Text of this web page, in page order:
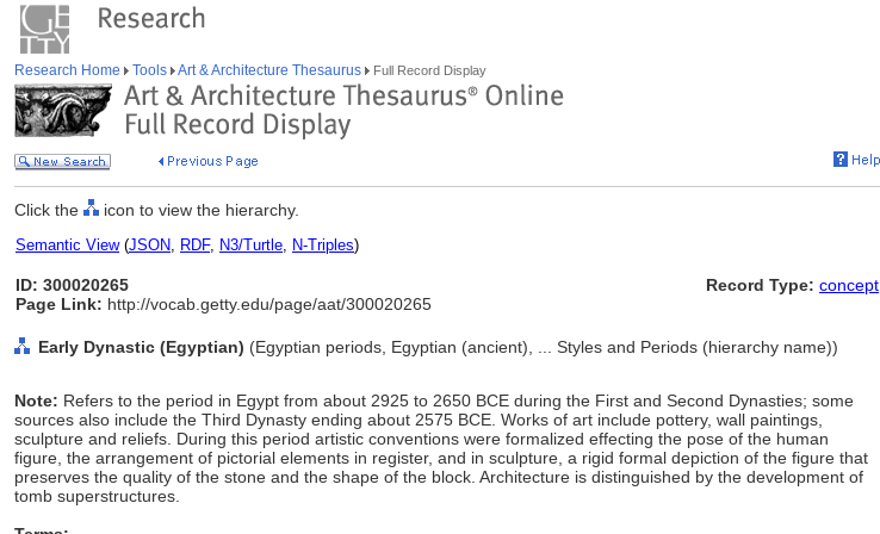
Research Home Tools Art & Architecture Thesaurus Full Record Display
Click the icon to view the hierarchy.
Semantic View(JSON, RDF, N3/Turtle, N-Triples)
ID: 300020265
Page Link: http://vocab.getty.edu/page/aat/300020265
Record Type: concept
Early Dynastic (Egyptian) (Egyptian periods, Egyptian (ancient), ... Styles and Periods (hierarchy name))
Note: Refers to the period in Egypt from about 2925 to 2650 BCE during the First and Second Dynasties; some
sources also include the Third Dynasty ending about 2575 BCE. Works of art include pottery, wall paintings,
sculpture and reliefs. During this period artistic conventions were formalized effecting the pose of the human
figure, the arrangement of pictorial elements in register, and in sculpture, a rigid formal depiction of the figure that
preserves the quality of the stone and the shape of the block. Architecture is distinguished by the development of
tomb superstructures.